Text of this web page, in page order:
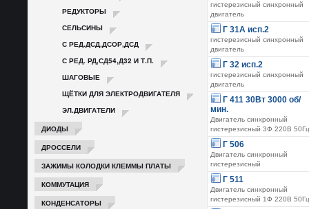
РЕДУКТОРЫ
СЕЛЬСИНЫ
С РЕД.ДСД,ДСОР,ДСД
С РЕД. РД,СД54,Д32 И Т.П.
ШАГОВЫЕ
ЩЁТКИ ДЛЯ ЭЛЕКТРОДВИГАТЕЛЯ
ЭЛ.ДВИГАТЕЛИ
ДИОДЫ
ДРОССЕЛИ
ЗАЖИМЫ КОЛОДКИ КЛЕММЫ ПЛАТЫ
КОММУТАЦИЯ
КОНДЕНСАТОРЫ
гистерезисный синхронный
двигатель
Г 31А исп.2
гистерезисный синхронный
двигатель
Г 32 исп.2
гистерезисный синхронный
двигатель
Г 411 30Вт 3000 об/
мин.
Двигатель синхронный
гистерезисный 3Ф 220В 50Гц
Г 506
Двигатель синхронный
гистерезисный
Г 511
Двигатель синхронный
гистерезисный 1Ф 220В 50Гц